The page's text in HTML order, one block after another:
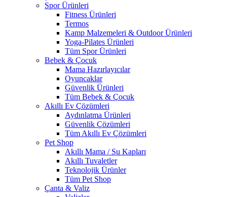
Spor Ürünleri
Fitness Ürünleri
Termos
Kamp Malzemeleri & Outdoor Ürünleri
Yoga-Pilates Ürünleri
Tüm Spor Ürünleri
Bebek & Çocuk
Mama Hazırlayıcılar
Oyuncaklar
Güvenlik Ürünleri
Tüm Bebek & Çocuk
Akıllı Ev Çözümleri
Aydınlatma Ürünleri
Güvenlik Çözümleri
Tüm Akıllı Ev Çözümleri
Pet Shop
Akıllı Mama / Su Kapları
Akıllı Tuvaletler
Teknolojik Ürünler
Tüm Pet Shop
Çanta & Valiz